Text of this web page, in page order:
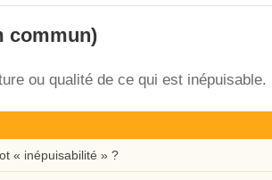
commun)
ou qualité de ce qui est inépuisable.
« inépuisabilité » ?